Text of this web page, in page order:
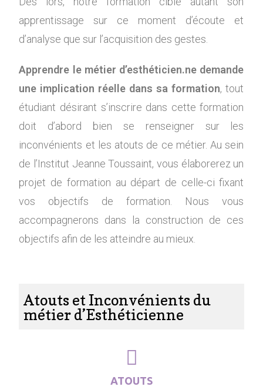
apprentissage sur ce moment d’écoute et
d’analyse que sur l’acquisition des gestes.
Apprendre le métier d’esthéticien.ne demande
une implication réelle dans sa formation, tout
étudiant désirant s’inscrire dans cette formation
doit d’abord bien se renseigner sur les
inconvénients et les atouts de ce métier. Au sein
de l’Institut Jeanne Toussaint, vous élaborerez un
projet de formation au départ de celle-ci fixant
vos objectifs de formation. Nous vous
accompagnerons dans la construction de ces
objectifs afin de les atteindre au mieux.
Atouts et Inconvénients du
métier d’Esthéticienne
ATOUTS